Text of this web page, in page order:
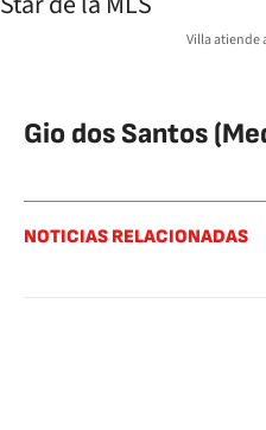
Villa atiende
Gio dos Santos
NOTICIAS RELACIONADAS